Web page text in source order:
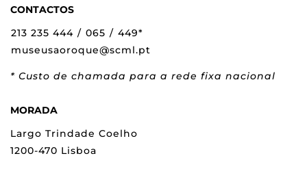
CONTACTOS
213 235 444 / 065 / 449*
museusaoroque@scml.pt
* Custo de chamada para a rede fixa nacional
MORADA
Largo Trindade Coelho
1200-470 Lisboa